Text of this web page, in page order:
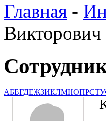
Главная -
Викторович
АБВГДЕЖЗИКЛМНОПРСТУ